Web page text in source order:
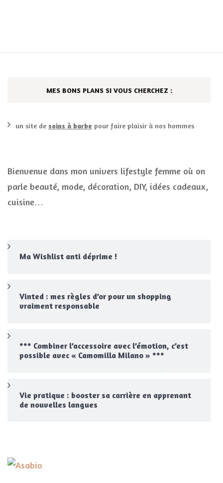
MES BONS PLANS SI VOUS CHERCHEZ :
un site de soins à barbe pour faire plaisir à nos hommes
Bienvenue dans mon univers lifestyle femme où on
parle beauté, mode, décoration, DIY, idées cadeaux,
cuisine…
Ma Wishlist anti déprime !
Vinted : mes règles d’or pour un shopping
vraiment responsable
*** Combiner l’accessoire avec l’émotion, c’est
possible avec « Camomilla Milano » ***
Vie pratique : booster sa carrière en apprenant
de nouvelles langues